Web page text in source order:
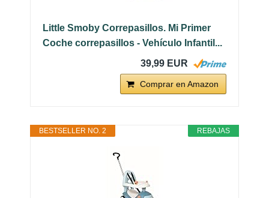
Little Smoby Correpasillos. Mi Primer
Coche correpasillos - Vehículo Infantil...
39,99 EUR
Comprar en Amazon
REBAJAS
BESTSELLER NO. 2